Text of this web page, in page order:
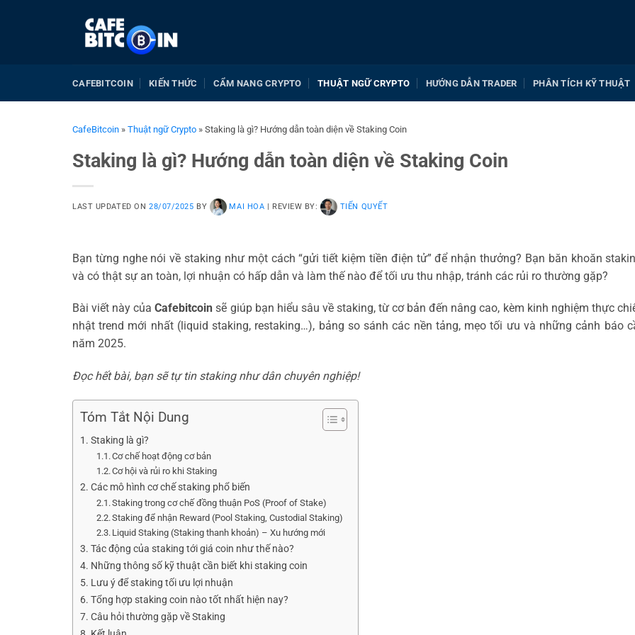
CAFEBITCOIN KIẾN THỨC CẨM NANG CRYPTO THUẬT NGỮ CRYPTO HƯỚNG DẪN TRADER PHÂN TÍCH KỸ THUẬT
CafeBitcoin » Thuật ngữ Crypto » Staking là gì? Hướng dẫn toàn diện về Staking Coin
Staking là gì? Hướng dẫn toàn diện về Staking Coin
LAST UPDATED ON 28/07/2025 BY MAI HOA | REVIEW BY: TIẾN QUYẾT
Bạn từng nghe nói về staking như một cách “gửi tiết kiệm tiền điện tử” để nhận thưởng? Bạn băn khoăn
và có thật sự an toàn, lợi nhuận có hấp dẫn và làm thế nào để tối ưu thu nhập, tránh các rủi ro thường gặp?
Bài viết này củaCafebitcoin sẽ giúp bạn hiểu sâu về staking, từ cơ bản đến nâng cao, kèm kinh nghiệm thực
nhật trend mới nhất (liquid staking, restaking…), bảng so sánh các nền tảng, mẹo tối ưu và những cảnh báo
năm 2025.
Đọc hết bài, bạn sẽ tự tin staking như dân chuyên nghiệp!
Tóm Tắt Nội Dung
Staking là gì?
Cơ chế hoạt động cơ bản
Cơ hội và rủi ro khi Staking
Các mô hình cơ chế staking phổ biến
Staking trong cơ chế đồng thuận PoS (Proof of Stake)
Staking để nhận Reward (Pool Staking, Custodial Staking)
Liquid Staking (Staking thanh khoản) – Xu hướng mới
Tác động của staking tới giá coin như thế nào?
Những thông số kỹ thuật cần biết khi staking coin
Lưu ý để staking tối ưu lợi nhuận
Tổng hợp staking coin nào tốt nhất hiện nay?
Câu hỏi thường gặp về Staking